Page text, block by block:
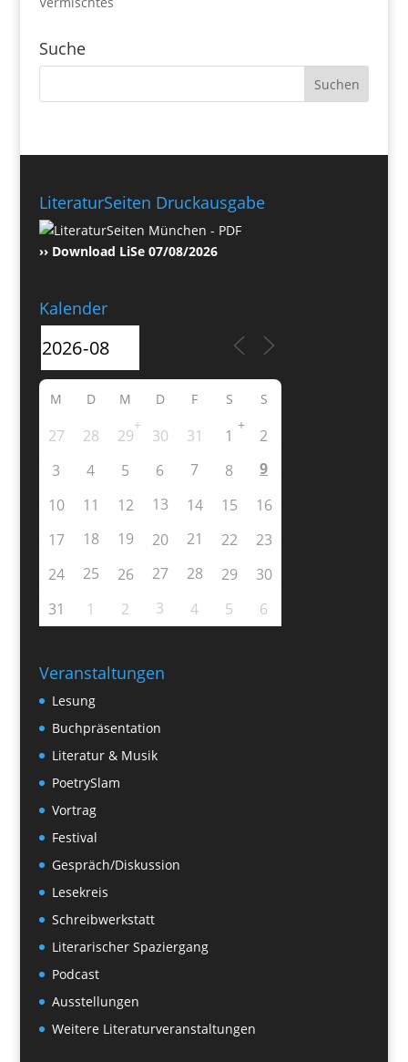
Suche
LiteraturSeiten Druckausgabe
›› Download LiSe 07/08/2026
Kalender
M D M D F S S
27 28 29
+
30 31 1
+
2
3
4 5 6 7 8
9
10
11 12 13 14 15
16
17
18 19 20 21 22
23
24
25 26 27 28 29
30
31
1 2 3 4 5 6
Veranstaltungen
Lesung
Buchpräsentation
Literatur & Musik
PoetrySlam
Vortrag
Festival
Gespräch/Diskussion
Lesekreis
Schreibwerkstatt
Literarischer Spaziergang
Podcast
Ausstellungen
Weitere Literaturveranstaltungen